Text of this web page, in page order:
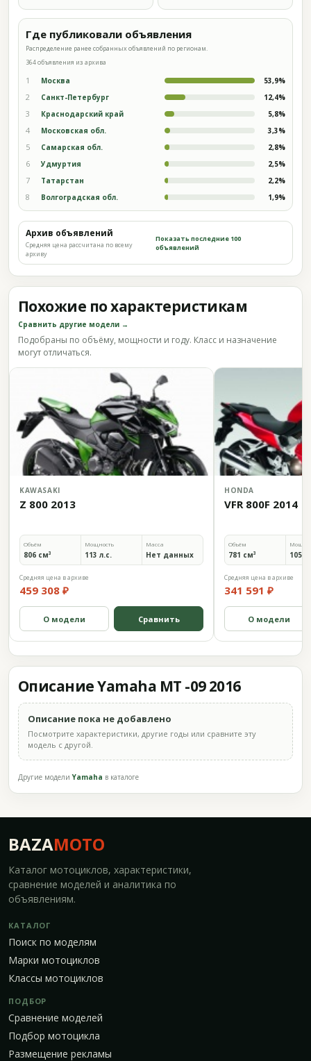
Где публиковали объявления
Распределение ранее собранных объявлений по регионам.
364 объявления из архива
1 Москва 53,9%
2 Санкт-Петербург 12,4%
3 Краснодарский край 5,8%
4 Московская обл. 3,3%
5 Самарская обл. 2,8%
6 Удмуртия 2,5%
7 Татарстан 2,2%
8 Волгоградская обл. 1,9%
Архив объявлений
Средняя цена рассчитана по всему
архиву
Показать последние 100
объявлений
Похожие по характеристикам
Сравнить другие модели →
Подобраны по объёму, мощности и году. Класс и назначение
могут отличаться.
KAWASAKI
Z 800 2013
Объём
806 см³
Мощность
113 л.с.
Масса
Нет данных
Средняя цена в архиве
459 308 ₽
О модели Сравнить
HONDA
VFR 800F 2014
Объём
781 см³ 105,9
Средняя цена в архиве
341 591 ₽
О модели
Описание Yamaha MT -09 2016
Описание пока не добавлено
Посмотрите характеристики, другие годы или сравните эту
модель с другой.
Другие моделиYamaha в каталоге
BAZAMOTO
Каталог мотоциклов, характеристики,
сравнение моделей и аналитика по
объявлениям.
КАТАЛОГ
Поиск по моделям
Марки мотоциклов
Классы мотоциклов
ПОДБОР
Сравнение моделей
Подбор мотоцикла
Размещение рекламы